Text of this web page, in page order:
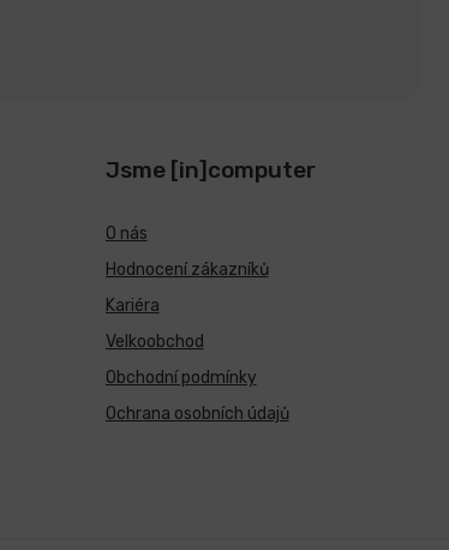
Jsme [in]computer
O nás
Hodnocení zákazníků
Kariéra
Velkoobchod
Obchodní podmínky
Ochrana osobních údajů